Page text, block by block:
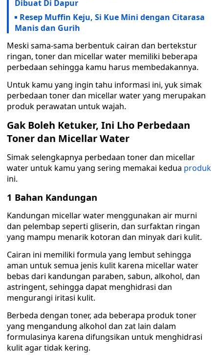
Dibuat Di Dapur
Resep Muffin Keju, Si Kue Mini dengan Citarasa
Manis dan Gurih
Meski sama-sama berbentuk cairan dan bertekstur
ringan, toner dan micellar water memiliki beberapa
perbedaan sehingga kamu harus membedakannya.
Untuk kamu yang ingin tahu informasi ini, yuk simak
perbedaan toner dan micellar water yang merupakan
produk perawatan untuk wajah.
Gak Boleh Ketuker, Ini Lho Perbedaan
Toner dan Micellar Water
Simak selengkapnya perbedaan toner dan micellar
water untuk kamu yang sering memakai kedua produk
ini.
1 Bahan Kandungan
Kandungan micellar water menggunakan air murni
dan pelembap seperti gliserin, dan surfaktan ringan
yang mampu menarik kotoran dan minyak dari kulit.
Cairan ini memiliki formula yang lembut sehingga
aman untuk semua jenis kulit karena micellar water
bebas dari kandungan paraben, sabun, alkohol, dan
astringent, sehingga dapat menghidrasi dan
mengurangi iritasi kulit.
Berbeda dengan toner, ada beberapa produk toner
yang mengandung alkohol dan zat lain dalam
formulasinya karena difungsikan untuk menghidrasi
kulit agar tidak kering.